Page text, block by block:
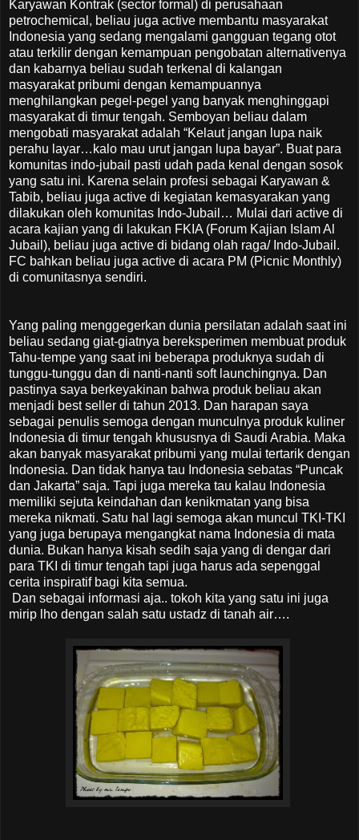
Karyawan Kontrak (sector formal) di perusahaan
petrochemical, beliau juga active membantu masyarakat
Indonesia yang sedang mengalami gangguan tegang otot
atau terkilir dengan kemampuan pengobatan alternativenya
dan kabarnya beliau sudah terkenal di kalangan
masyarakat pribumi dengan kemampuannya
menghilangkan pegel-pegel yang banyak menghinggapi
masyarakat di timur tengah. Semboyan beliau dalam
mengobati masyarakat adalah “Kelaut jangan lupa naik
perahu layar…kalo mau urut jangan lupa bayar”. Buat para
komunitas indo-jubail pasti udah pada kenal dengan sosok
yang satu ini. Karena selain profesi sebagai Karyawan &
Tabib, beliau juga active di kegiatan kemasyarakan yang
dilakukan oleh komunitas Indo-Jubail… Mulai dari active di
acara kajian yang di lakukan FKIA (Forum Kajian Islam Al
Jubail), beliau juga active di bidang olah raga/ Indo-Jubail.
FC bahkan beliau juga active di acara PM (Picnic Monthly)
di comunitasnya sendiri.
Yang paling menggegerkan dunia persilatan adalah saat ini
beliau sedang giat-giatnya bereksperimen membuat produk
Tahu-tempe yang saat ini beberapa produknya sudah di
tunggu-tunggu dan di nanti-nanti soft launchingnya. Dan
pastinya saya berkeyakinan bahwa produk beliau akan
menjadi best seller di tahun 2013. Dan harapan saya
sebagai penulis semoga dengan munculnya produk kuliner
Indonesia di timur tengah khususnya di Saudi Arabia. Maka
akan banyak masyarakat pribumi yang mulai tertarik dengan
Indonesia. Dan tidak hanya tau Indonesia sebatas “Puncak
dan Jakarta” saja. Tapi juga mereka tau kalau Indonesia
memiliki sejuta keindahan dan kenikmatan yang bisa
mereka nikmati. Satu hal lagi semoga akan muncul TKI-TKI
yang juga berupaya mengangkat nama Indonesia di mata
dunia. Bukan hanya kisah sedih saja yang di dengar dari
para TKI di timur tengah tapi juga harus ada sepenggal
cerita inspiratif bagi kita semua.
Dan sebagai informasi aja.. tokoh kita yang satu ini juga
mirip lho dengan salah satu ustadz di tanah air….